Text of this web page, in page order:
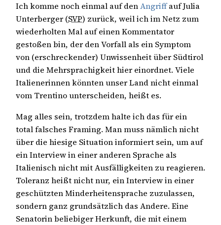
Ich komme noch einmal auf denAngriffauf Julia
Unterberger (SVP) zurück, weil ich im Netz zum
wiederholten Mal auf einen Kommentator
gestoßen bin, der den Vorfall als ein Symptom
von (erschreckender) Unwissenheit über Südtirol
und die Mehrsprachigkeit hier einordnet. Viele
Italienerinnen könnten unser Land nicht einmal
vom Trentino unterscheiden, heißt es.
Mag alles sein, trotzdem halte ich das für ein
total falsches Framing. Man muss nämlich nicht
über die hiesige Situation informiert sein, um auf
ein Interview in einer anderen Sprache als
Italienisch nicht mit Ausfälligkeiten zu reagieren.
Toleranz heißt nicht nur, ein Interview in einer
geschützten Minderheitensprache zuzulassen,
sondern ganz grundsätzlich das Andere. Eine
Senatorin beliebiger Herkunft, die mit einem